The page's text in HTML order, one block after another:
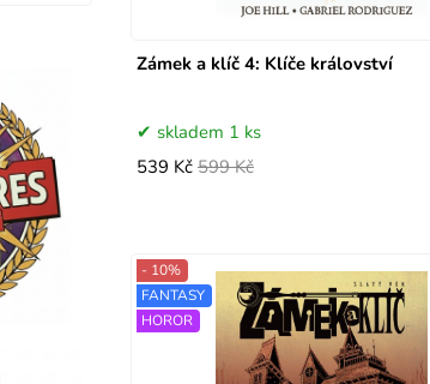
Zámek a klíč 4: Klíče království
skladem 1 ks
539 Kč 599 Kč
- 10%
FANTASY
HOROR